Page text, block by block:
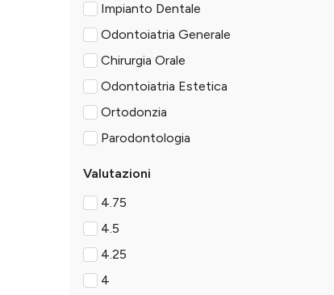
Impianto Dentale
Odontoiatria Generale
Chirurgia Orale
Odontoiatria Estetica
Ortodonzia
Parodontologia
Valutazioni
4.75
4.5
4.25
4